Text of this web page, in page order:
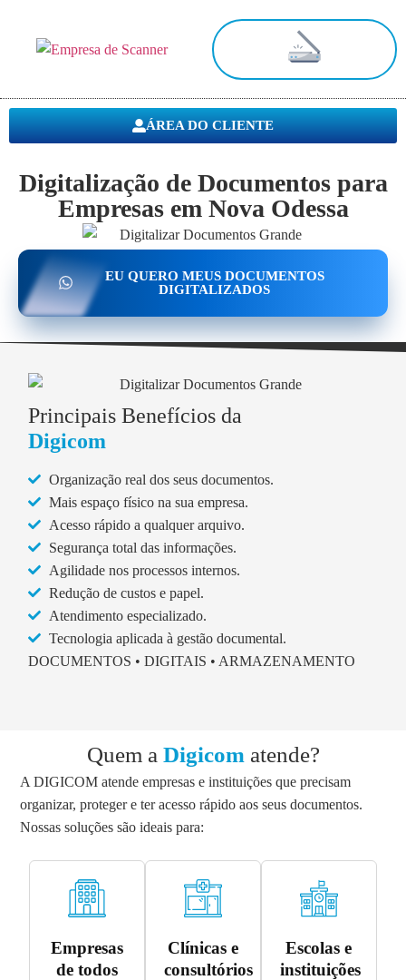
ÁREA DO CLIENTE
Digitalização de Documentos para
Empresas em Nova Odessa
EU QUERO MEUS DOCUMENTOS
DIGITALIZADOS
Principais Benefícios da
Digicom
Organização real dos seus documentos.
Mais espaço físico na sua empresa.
Acesso rápido a qualquer arquivo.
Segurança total das informações.
Agilidade nos processos internos.
Redução de custos e papel.
Atendimento especializado.
Tecnologia aplicada à gestão documental.
DOCUMENTOS • DIGITAIS • ARMAZENAMENTO
Quem a Digicom atende?
A DIGICOM atende empresas e instituições que precisam
organizar, proteger e ter acesso rápido aos seus documentos.
Nossas soluções são ideais para:
Empresas
de todos
Clínicas e
consultórios
Escolas e
instituições